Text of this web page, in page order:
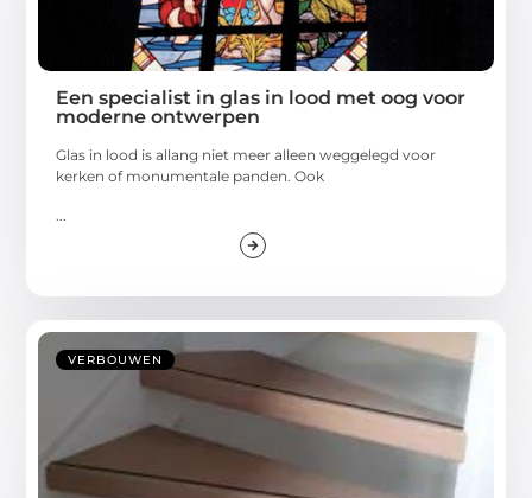
Een specialist in glas in lood met oog voor
moderne ontwerpen
Glas in lood is allang niet meer alleen weggelegd voor
kerken of monumentale panden. Ook
VERBOUWEN